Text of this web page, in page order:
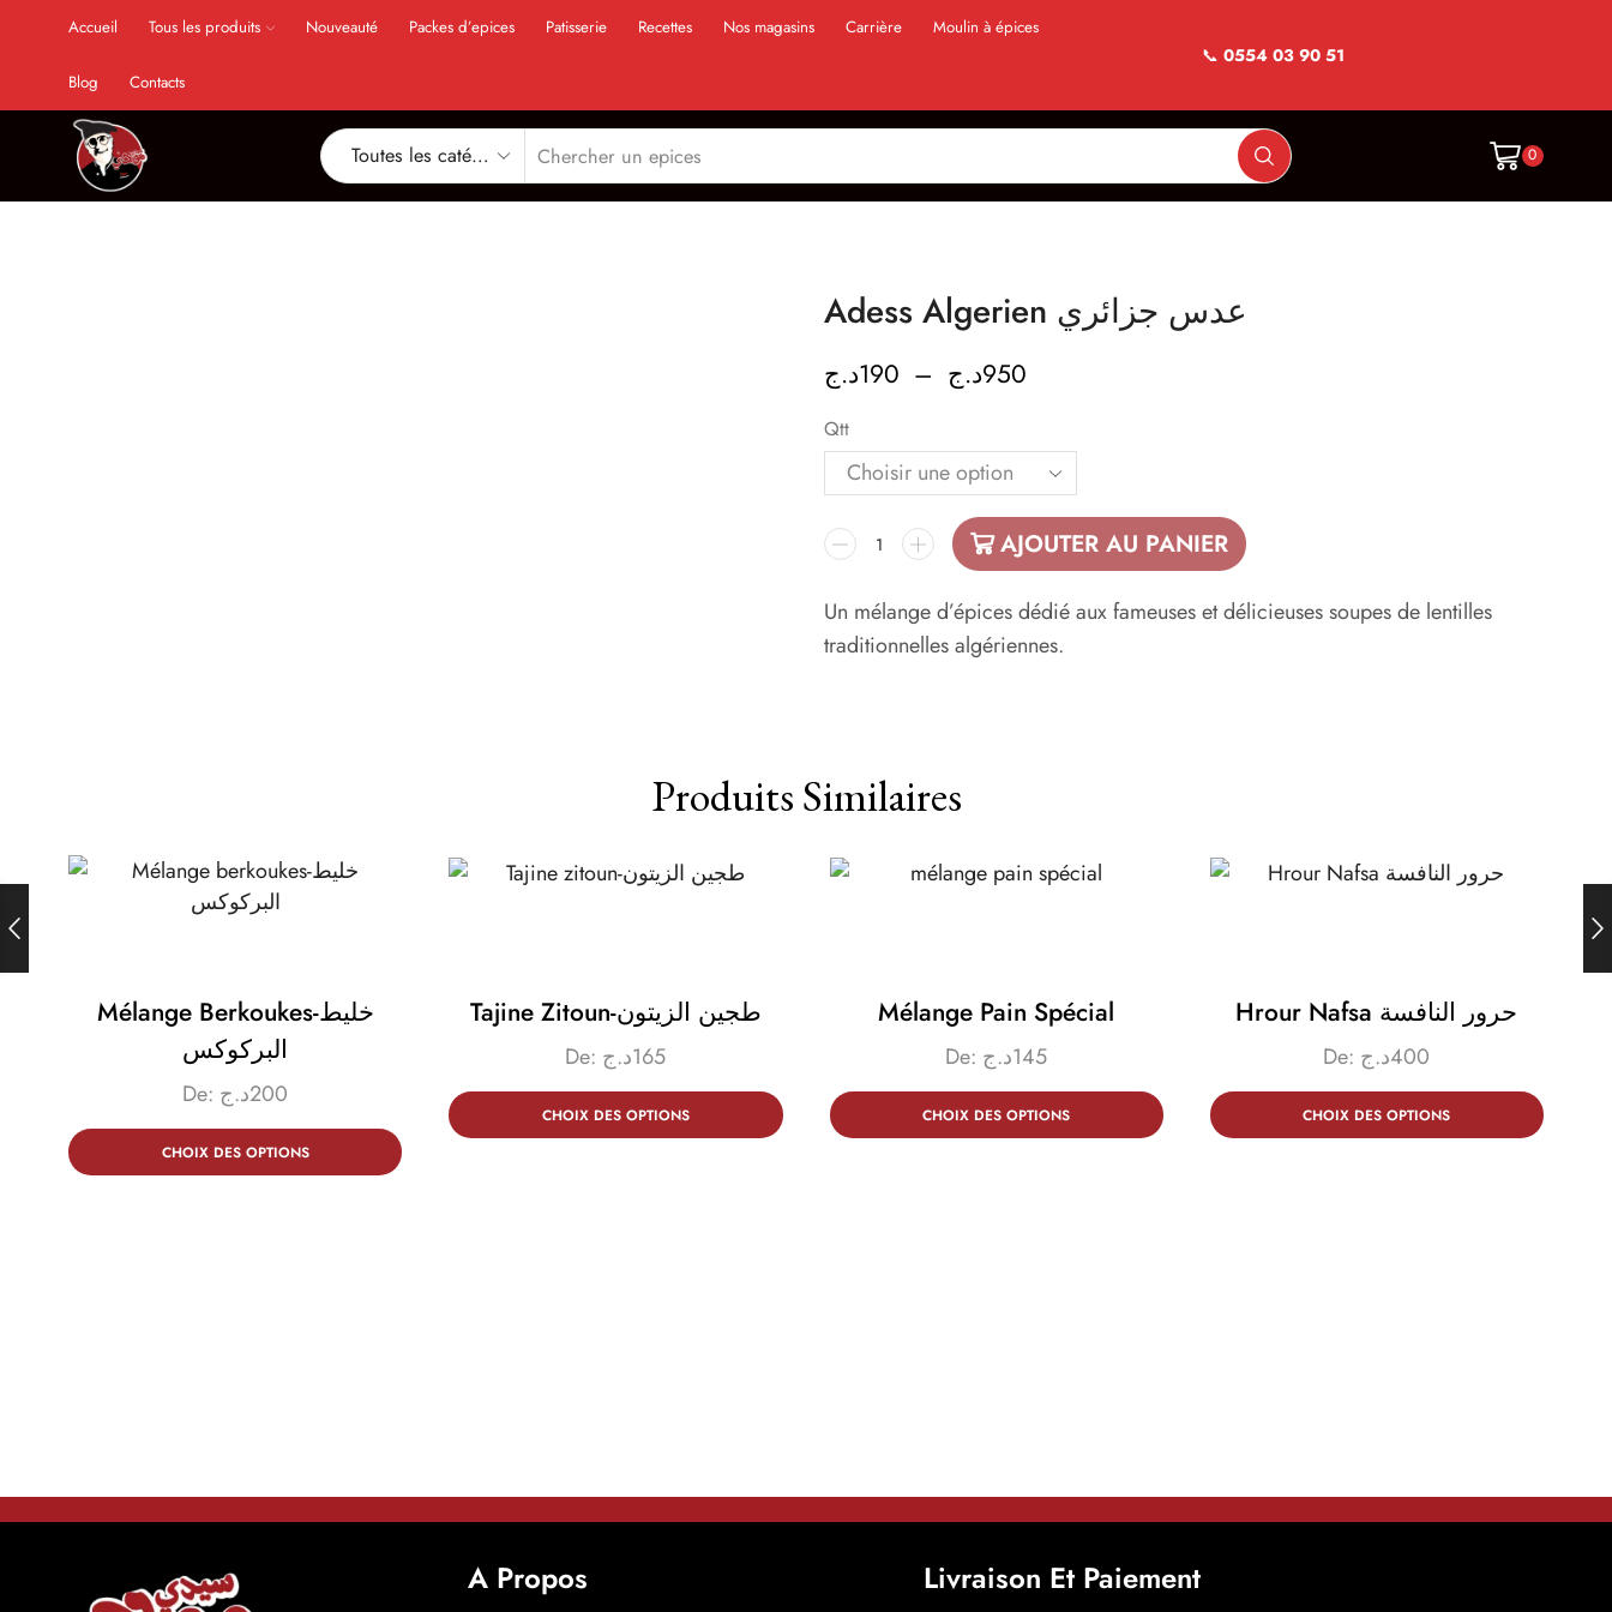
Accueil Tous les produits Nouveauté Packes d’epices Patisserie Recettes Nos magasins Carrière Moulin à épices
Blog Contacts
📞 0554 03 90 51
0
Adess Algerien عدس جزائري
190د.ج – 950د.ج
Qtt
AJOUTER AU PANIER
Un mélange d’épices dédié aux fameuses et délicieuses soupes de lentilles
traditionnelles algériennes.
Produits Similaires
Mélange Berkoukes-خليط
البركوكس
De: 200د.ج
CHOIX DES OPTIONS
Tajine Zitoun-طجين الزيتون
De: 165د.ج
CHOIX DES OPTIONS
Mélange Pain Spécial
De: 145د.ج
CHOIX DES OPTIONS
Hrour Nafsa حرور النافسة
De: 400د.ج
CHOIX DES OPTIONS
A Propos Livraison Et Paiement